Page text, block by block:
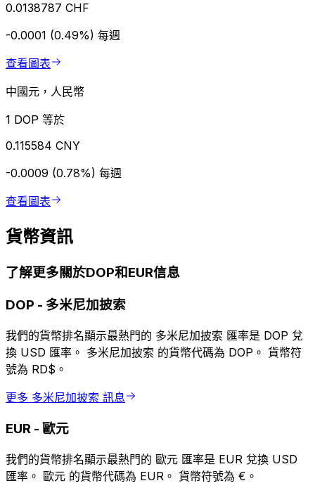
0.0138787 CHF
-0.0001 (0.49%) 每週
查看圖表
中國元，人民幣
1 DOP 等於
0.115584 CNY
-0.0009 (0.78%) 每週
查看圖表
貨幣資訊
了解更多關於DOP和EUR信息
DOP - 多米尼加披索
我們的貨幣排名顯示最熱門的 多米尼加披索 匯率是 DOP 兌
換 USD 匯率。 多米尼加披索 的貨幣代碼為 DOP。 貨幣符
號為 RD$。
更多 多米尼加披索 訊息
EUR - 歐元
我們的貨幣排名顯示最熱門的 歐元 匯率是 EUR 兌換 USD
匯率。 歐元 的貨幣代碼為 EUR。 貨幣符號為 €。